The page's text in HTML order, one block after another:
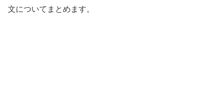
文についてまとめます。